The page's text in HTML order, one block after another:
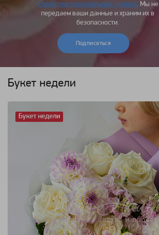
обработки персональных данных. Мы не
передаем ваши данные и храним их в
безопасности.
Подписаться
Букет недели
Букет недели